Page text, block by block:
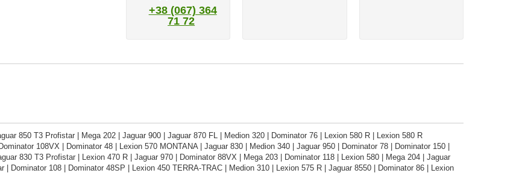
+38 (067) 364
71 72
850 T3 Profistar | Mega 202 | Jaguar 900 | Jaguar 870 FL | Medion 320 | Dominator 76 | Lexion 580 R | Lexion 580 R
108VX | Dominator 48 | Lexion 570 MONTANA | Jaguar 830 | Medion 340 | Jaguar 950 | Dominator 78 | Dominator 150 |
830 T3 Profistar | Lexion 470 R | Jaguar 970 | Dominator 88VX | Mega 203 | Dominator 118 | Lexion 580 | Mega 204 | Jaguar
| Dominator 108 | Dominator 48SP | Lexion 450 TERRA-TRAC | Medion 310 | Lexion 575 R | Jaguar 8550 | Dominator 86 | Lexion